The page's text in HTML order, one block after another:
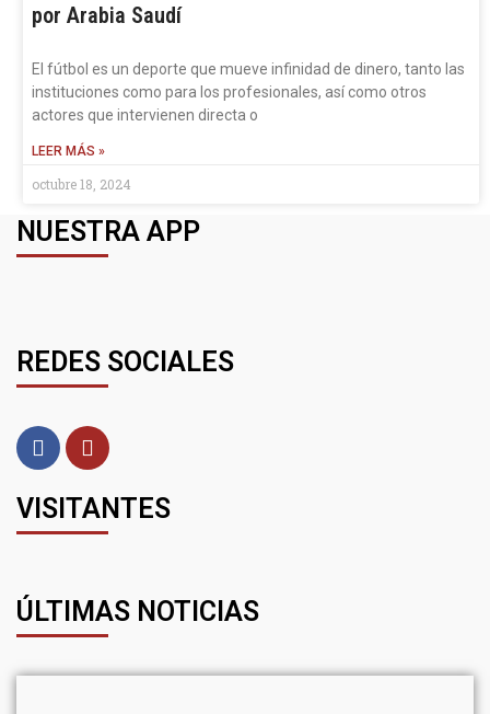
por Arabia Saudí
El fútbol es un deporte que mueve infinidad de dinero, tanto las
instituciones como para los profesionales, así como otros
actores que intervienen directa o
LEER MÁS »
octubre 18, 2024
NUESTRA APP
REDES SOCIALES
VISITANTES
ÚLTIMAS NOTICIAS